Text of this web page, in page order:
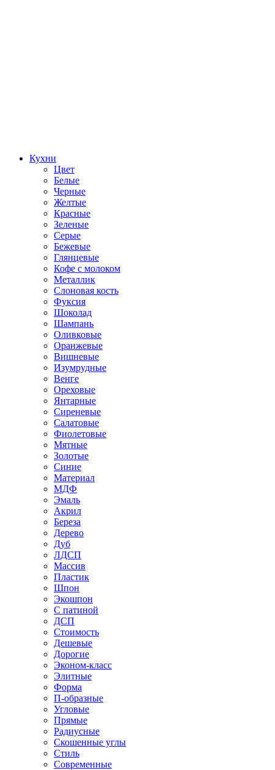
Кухни
Цвет
Белые
Черные
Желтые
Красные
Зеленые
Серые
Бежевые
Глянцевые
Кофе с молоком
Металлик
Слоновая кость
Фуксия
Шоколад
Шампань
Оливковые
Оранжевые
Вишневые
Изумрудные
Венге
Ореховые
Янтарные
Сиреневые
Салатовые
Фиолетовые
Мятные
Золотые
Синие
Материал
МДФ
Эмаль
Акрил
Береза
Дерево
Дуб
ЛДСП
Массив
Пластик
Шпон
Экошпон
С патиной
ДСП
Стоимость
Дешевые
Дорогие
Эконом-класс
Элитные
Форма
П-образные
Угловые
Прямые
Радиусные
Скошенные углы
Стиль
Современные